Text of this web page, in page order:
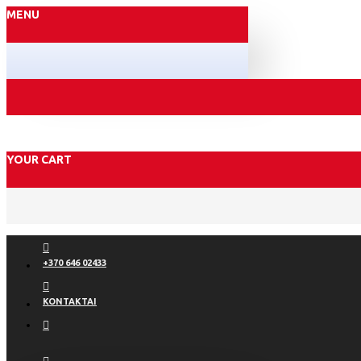
MENU
YOUR CART
+370 646 02433
KONTAKTAI